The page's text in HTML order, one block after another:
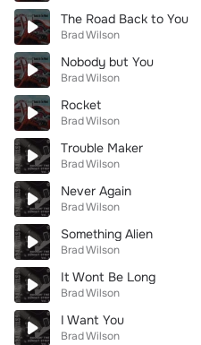
The Road Back to You
Brad Wilson
Nobody but You
Brad Wilson
Rocket
Brad Wilson
Trouble Maker
Brad Wilson
Never Again
Brad Wilson
Something Alien
Brad Wilson
It Wont Be Long
Brad Wilson
I Want You
Brad Wilson